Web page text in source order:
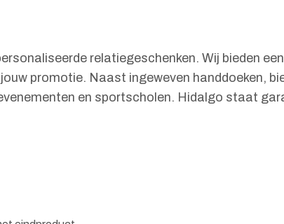
relatiegeschenken. Wij bieden
promotie. Naast ingeweven handdoeken,
en sportscholen. Hidalgo staat